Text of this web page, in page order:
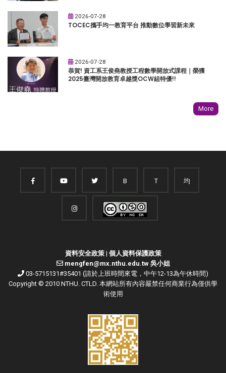
2026-07-28
TOCEC攜手均一教育平台 推動數位學習新未來
2026-07-28
恭賀! 資工系王俊堯教授工程數學開放式課程｜榮獲
2025臺灣開放教育卓越獎OCW組特優!!
More
B T 均
資料安全政策| 個人資料保護政策
mengfen@mx.nthu.edu.tw 吳小姐
03-5715131#35401 (請於上班時間來電，中午12-13為午休時間)
Copyright © 2010 NTHU. CTLD. 本網站所有內容嚴禁任何商業行為僅供學
術使用